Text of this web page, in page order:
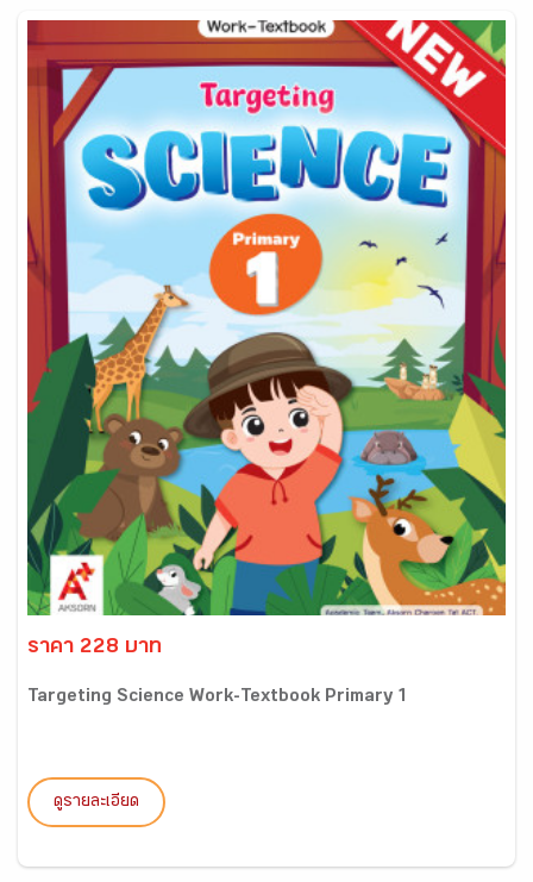
ราคา 228 บาท
Targeting Science Work-Textbook Primary 1
ดูรายละเอียด